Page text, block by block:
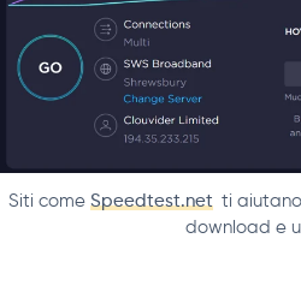
Siti come Speedtest.net ti
download e